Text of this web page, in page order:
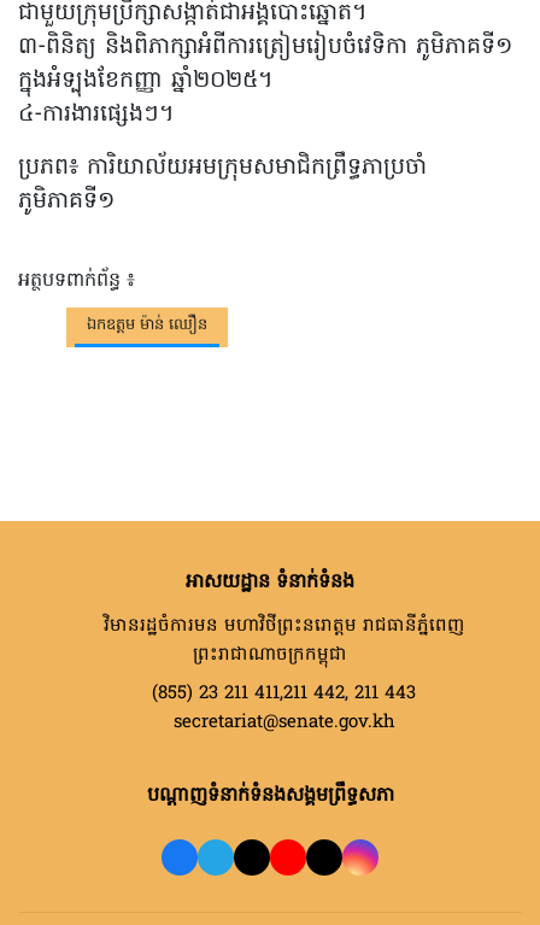
ជាមួយក្រុមប្រឹក្សាសង្កាត់ជាអង្គបោះឆ្នោត។
៣-ពិនិត្យ និងពិភាក្សាអំពីការត្រៀមរៀបចំវេទិកា ភូមិភាគទី១
ក្នុងអំទ្បុងខែកញ្ញា ឆ្នាំ២០២៥។
៤-ការងារផ្សេងៗ។
ប្រភព៖ ការិយាល័យអមក្រុមសមាជិកព្រឹទ្ធភាប្រចាំ
ភូមិភាគទី១
អត្ថបទពាក់ព័ន្ធ ៖
ឯកឧត្តម ម៉ាន់ ឈឿន
អាសយដ្ឋាន ទំនាក់ទំនង
វិមានរដ្ឋចំការមន មហាវិថីព្រះនរោត្តម រាជធានីភ្នំពេញ
ព្រះរាជាណាចក្រកម្ពុជា
(855) 23 211 411,211 442, 211 443
secretariat@senate.gov.kh
បណ្តាញទំនាក់ទំនងសង្គមព្រឹទ្ធសភា